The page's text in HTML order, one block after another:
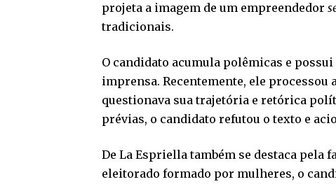
projeta a imagem de um empreendedor
tradicionais.
O candidato acumula polêmicas e
imprensa. Recentemente, ele processou
questionava sua trajetória e retórica
prévias, o candidato refutou o texto e
De La Espriella também se destaca pela
eleitorado formado por mulheres, o